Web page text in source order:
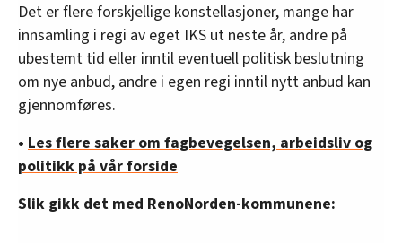
Det er flere forskjellige konstellasjoner, mange har
innsamling i regi av eget IKS ut neste år, andre på
ubestemt tid eller inntil eventuell politisk beslutning
om nye anbud, andre i egen regi inntil nytt anbud kan
gjennomføres.
• Les flere saker om fagbevegelsen, arbeidsliv og
politikk på vår forside
Slik gikk det med RenoNorden-kommunene: